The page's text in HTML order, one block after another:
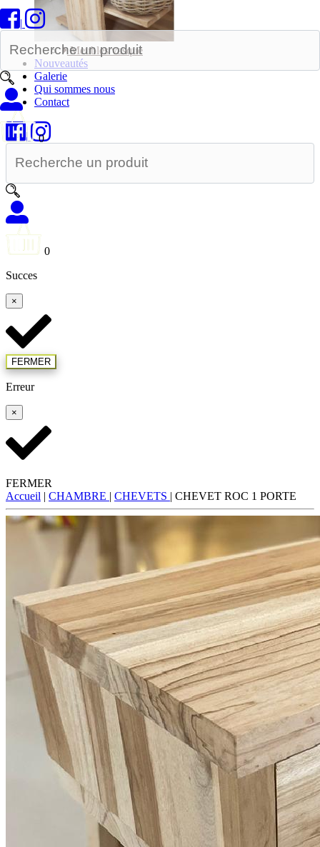
|
0
Meubles vasque
Nouveautés
Galerie
Qui sommes nous
Contact
|
0
Succes
×
FERMER
Erreur
×
FERMER
Accueil | CHAMBRE | CHEVETS | CHEVET ROC 1 PORTE